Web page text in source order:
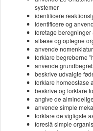
systemer
identificere
identificere og
foretage
aflæse og optegne
anvende
forklare begreberne
anvende
beskrive udvalgte
forklare homeostase
beskrive og forklare
angive de
anvende simple
forklare de vigtigste
foreslå simple